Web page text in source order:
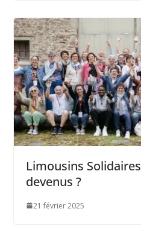
Limousins
devenus ?
21 février 2025